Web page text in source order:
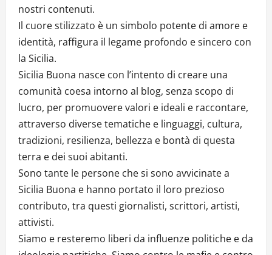
nostri contenuti.
Il cuore stilizzato è un simbolo potente di amore e
identità, raffigura il legame profondo e sincero con
la Sicilia.
Sicilia Buona nasce con l’intento di creare una
comunità coesa intorno al blog, senza scopo di
lucro, per promuovere valori e ideali e raccontare,
attraverso diverse tematiche e linguaggi, cultura,
tradizioni, resilienza, bellezza e bontà di questa
terra e dei suoi abitanti.
Sono tante le persone che si sono avvicinate a
Sicilia Buona e hanno portato il loro prezioso
contributo, tra questi giornalisti, scrittori, artisti,
attivisti.
Siamo e resteremo liberi da influenze politiche e da